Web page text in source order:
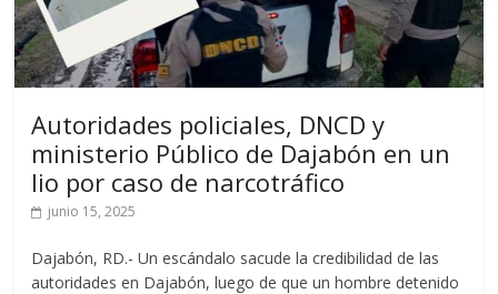
Autoridades policiales, DNCD y
ministerio Público de Dajabón en un
lio por caso de narcotráfico
junio 15, 2025
Dajabón, RD.- Un escándalo sacude la credibilidad de las
autoridades en Dajabón, luego de que un hombre detenido